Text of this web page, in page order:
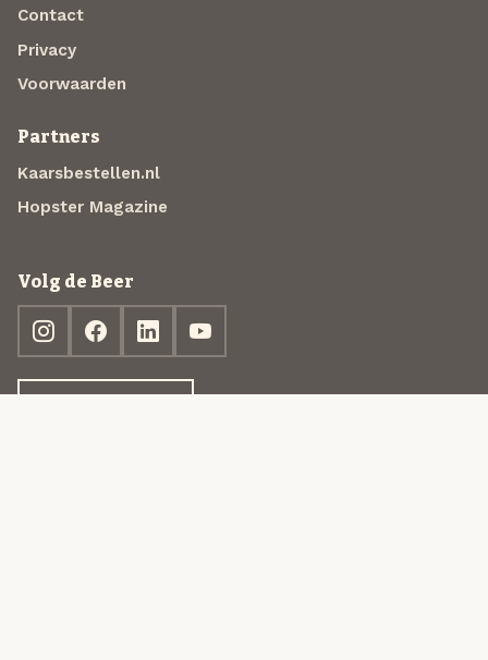
Contact
Privacy
Voorwaarden
Partners
Kaarsbestellen.nl
Hopster Magazine
Volg de Beer